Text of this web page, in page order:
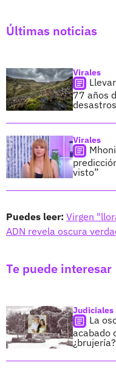
Últimas noticias
Virales
77 años
Virales
visto”
Puedes leer: Virgen
ADN revela oscura
Te puede interesar
Judiciales
La
acabado
¿brujería?